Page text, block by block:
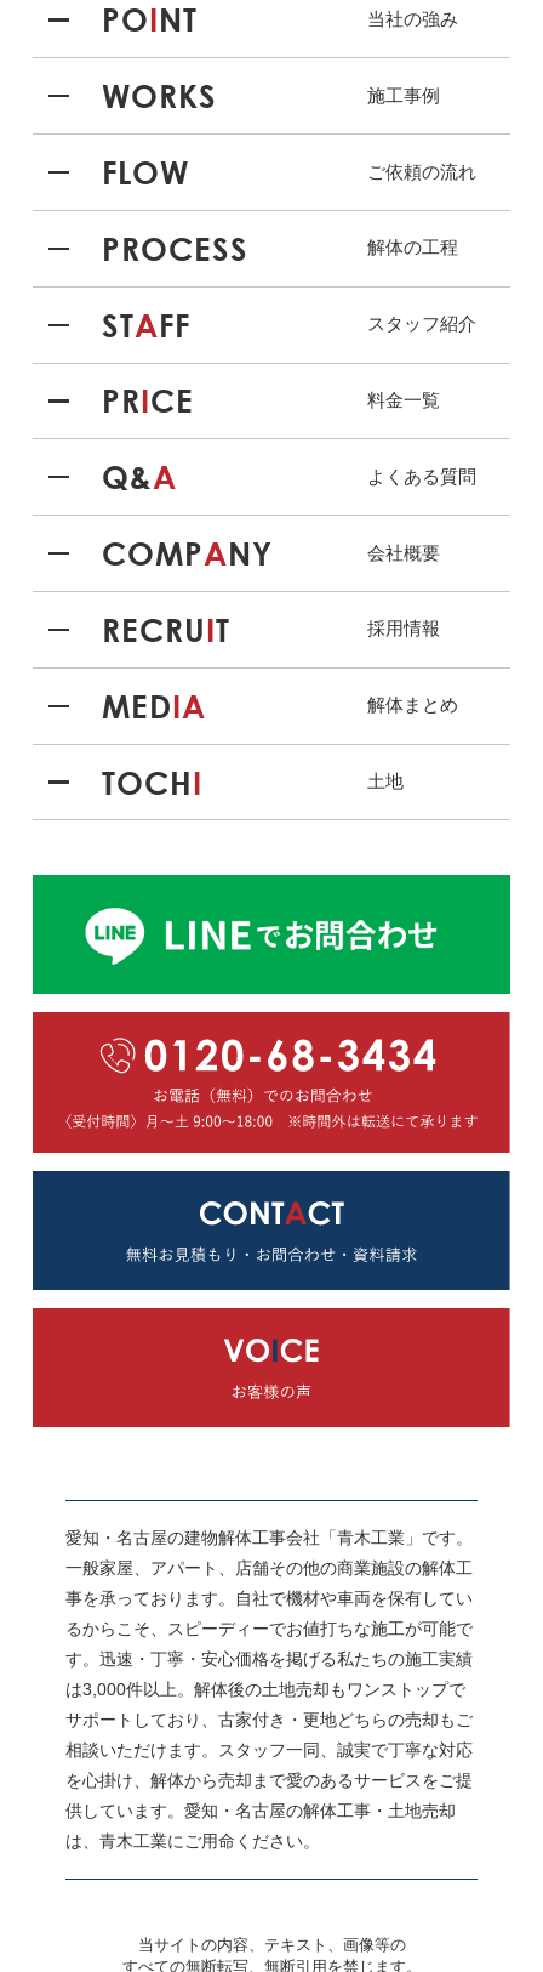
POINT 当社の強み
WORKS 施工事例
FLOW ご依頼の流れ
PROCESS 解体の工程
STAFF スタッフ紹介
PRICE 料金一覧
Q&A よくある質問
COMPANY 会社概要
RECRUIT 採用情報
MEDIA 解体まとめ
TOCHI 土地
愛知・名古屋の建物解体工事会社「青木工業」です。
一般家屋、アパート、店舗その他の商業施設の解体工
事を承っております。自社で機材や車両を保有してい
るからこそ、スピーディーでお値打ちな施工が可能で
す。迅速・丁寧・安心価格を掲げる私たちの施工実績
は3,000件以上。解体後の土地売却もワンストップで
サポートしており、古家付き・更地どちらの売却もご
相談いただけます。スタッフ一同、誠実で丁寧な対応
を心掛け、解体から売却まで愛のあるサービスをご提
供しています。愛知・名古屋の解体工事・土地売却
は、青木工業にご用命ください。
当サイトの内容、テキスト、画像等の
すべての無断転写、無断引用を禁じます。